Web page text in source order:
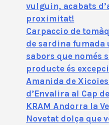
vulguin, acabats
proximitat!
Carpaccio de
de sardina fumada
sabors que només
producte és
Amanida de
d’Envalira al Cap
KRAM Andorra la
Novetat dolça que